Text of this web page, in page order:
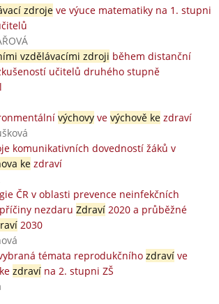
zdrojeve výuce matematiky na 1. stupni
vzdělávacími zdroji během distanční
učitelů druhého stupně
výchovyve výchově kezdraví
komunikativních dovedností žáků v
kezdraví
ČR v oblasti prevence neinfekčních
nezdaru Zdraví2020 a průběžné
2030
témata reprodukčního zdravíve
zdravína 2. stupni ZŠ